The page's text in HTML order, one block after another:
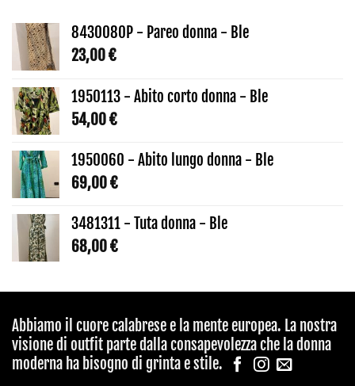
8430080P - Pareo donna - Ble
23,00€
1950113 - Abito corto donna - Ble
54,00€
1950060 - Abito lungo donna - Ble
69,00€
3481311 - Tuta donna - Ble
68,00€
Abbiamo il cuore calabrese e la mente europea. La nostra
visione di outfit parte dalla consapevolezza che la donna
moderna ha bisogno di grinta e stile.